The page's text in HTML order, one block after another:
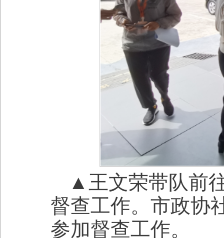
▲王文荣带队前
督查工作。市政协
参加督查工作。